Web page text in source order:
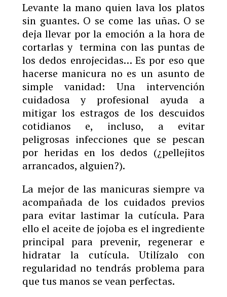
Levante la mano quien lava los platos
sin guantes. O se come las uñas. O se
deja llevar por la emoción a la hora de
cortarlas y termina con las puntas de
los dedos enrojecidas… Es por eso que
hacerse manicura no es un asunto de
simple vanidad: Una intervención
cuidadosa y profesional ayuda a
mitigar los estragos de los descuidos
cotidianos e, incluso, a evitar
peligrosas infecciones que se pescan
por heridas en los dedos (¿pellejitos
arrancados, alguien?).
La mejor de las manicuras siempre va
acompañada de los cuidados previos
para evitar lastimar la cutícula. Para
ello el aceite de jojoba es el ingrediente
principal para prevenir, regenerar e
hidratar la cutícula. Utilízalo con
regularidad no tendrás problema para
que tus manos se vean perfectas.